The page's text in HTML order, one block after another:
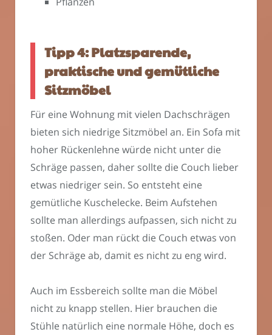
Tipp 4: Platzsparende,
praktische und gemütliche
Sitzmöbel
Für eine Wohnung mit vielen Dachschrägen
bieten sich niedrige Sitzmöbel an. Ein Sofa mit
hoher Rückenlehne würde nicht unter die
Schräge passen, daher sollte die Couch lieber
etwas niedriger sein. So entsteht eine
gemütliche Kuschelecke. Beim Aufstehen
sollte man allerdings aufpassen, sich nicht zu
stoßen. Oder man rückt die Couch etwas von
der Schräge ab, damit es nicht zu eng wird.
Auch im Essbereich sollte man die Möbel
nicht zu knapp stellen. Hier brauchen die
Stühle natürlich eine normale Höhe, doch es